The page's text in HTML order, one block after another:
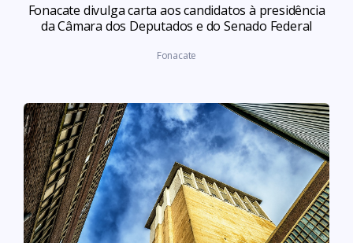
Fonacate divulga carta aos candidatos à presidência
da Câmara dos Deputados e do Senado Federal
Fonacate